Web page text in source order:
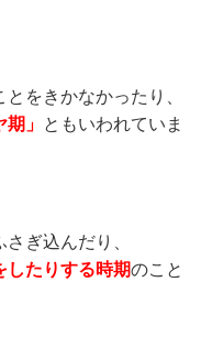
をきかなかったり、
期」 ともいわれていま
ぎ込んだり、
したりする時期のこと